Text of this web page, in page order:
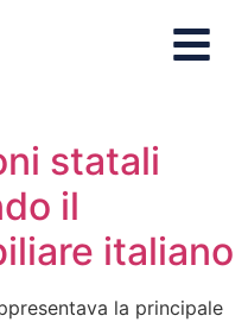
statali
il
italiano
la principale